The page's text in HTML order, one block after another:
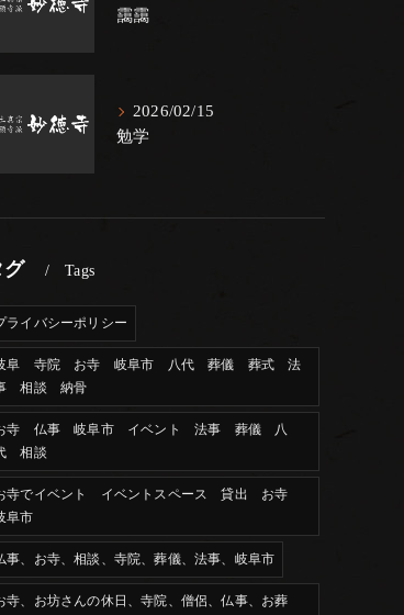
靄靄
2026/02/15
勉学
グ Tags
ライバシーポリシー
阜 寺院 お寺 岐阜市 八代 葬儀 葬式 法
相談 納骨
寺 仏事 岐阜市 イベント 法事 葬儀 八
相談
寺でイベント イベントスペース 貸出 お寺
阜市
事、お寺、相談、寺院、葬儀、法事、岐阜市
寺、お坊さんの休日、寺院、僧侶、仏事、お葬